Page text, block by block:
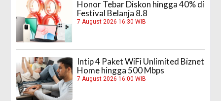
Honor Tebar Diskon hingga 40% di
Festival Belanja 8.8
7 August 2026 16:30 WIB
Intip 4 Paket WiFi Unlimited Biznet
Home hingga 500 Mbps
7 August 2026 16:00 WIB